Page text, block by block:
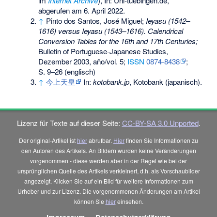
abgerufen am 6. April 2022.
↑ Pinto dos Santos, José Miguel; Ieyasu (1542–
1616) versus Ieyasu (1543–1616). Calendrical
Conversion Tables for the 16th and 17th Centuries;
Bulletin of Portuguese-Japanese Studies,
Dezember 2003, año/vol. 5; ISSN 0874-8438
;
S. 9–26 (englisch)
↑ 今上天皇 In:kotobank.jp, Kotobank (japanisch).
Lizenz für Texte auf dieser Seite: CC-BY-SA 3.0 Unported.
Der original-Artikel ist hierabrufbar. Hierfinden Sie Informationen zu
den Autoren des Artikels. An Bildern wurden keine Veränderungen
vorgenommen - diese werden aber in der Regel wie bei der
ursprünglichen Quelle des Artikels verkleinert, d.h. als Vorschaubilder
angezeigt. Klicken Sie auf ein Bild für weitere Informationen zum
Urheber und zur Lizenz. Die vorgenommenen Änderungen am Artikel
können Sie hiereinsehen.